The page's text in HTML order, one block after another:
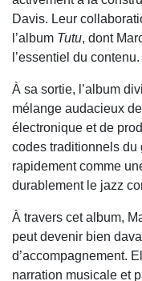
Davis. Leur
l’album Tutu, dont
l’essentiel du contenu.
À sa sortie, l’album
mélange audacieux
électronique et de
codes traditionnels du
rapidement comme
durablement le jazz
À travers cet album,
peut devenir bien
d’accompagnement.
narration musicale et